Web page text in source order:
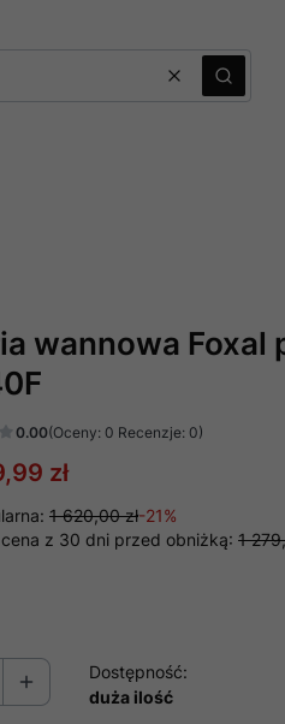
WyczyśćSzukaj
wannowa Foxal
0.00(Oceny: 0 Recenzje: 0)
zł
1 620,00 zł-21%
z 30 dni przed obniżką: 1
Dostępność:
duża ilość